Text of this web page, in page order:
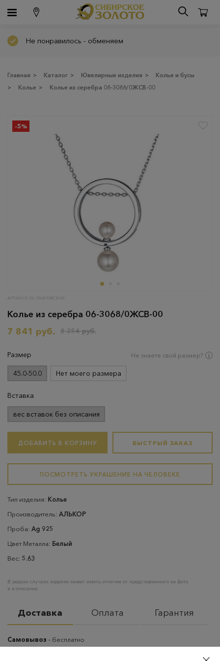
Не понравилось - обменяем
Главная > Каталог > Ювелирные изделия >
Колье и бусы
>
Колье > Колье из серебра 06-3068/0ЖСВ-00
-5%
АРТИКУЛ: 06-3068/0ЖСВ-00
Колье из серебра 06-3068/0ЖСВ-00
7 841 руб.
8 254 руб.
Размер Не знаете свой размер?
45.0-50.0 Нет моего размера
Вставка
вес вставок без описания
ДОБАВИТЬ В КОРЗИНУ БЫСТРЫЙ ЗАКАЗ
ПОСМОТРЕТЬ УКРАШЕНИЕ НА ЧЕЛОВЕКЕ
Тип изделия: Колье
Производитель: АЛЬКОР
Проба: Ag 925
Цвет Металла: Белый
Вес: 5.63
В редких случаях изделие может иметь отличие от представленного на фото
и в описании
Доставка Оплата Гарантия
Самовывоз – бесплатно